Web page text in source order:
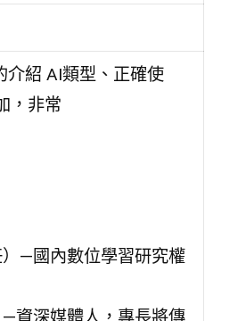
介紹 AI類型、正確使
，非常
—國內數位學習研究權